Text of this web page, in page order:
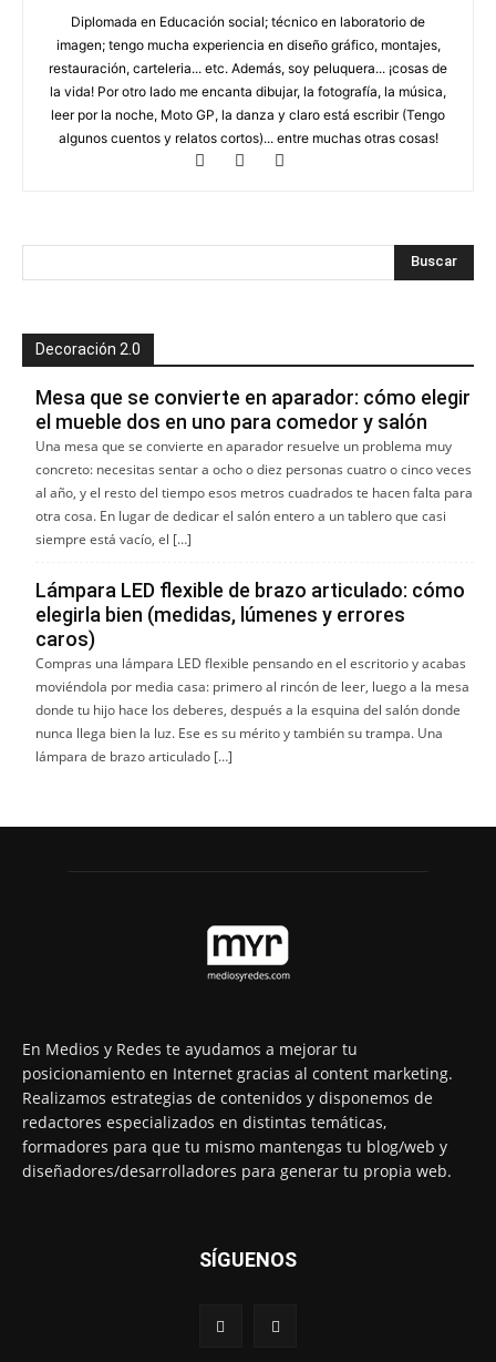
Diplomada en Educación social; técnico en laboratorio de
imagen; tengo mucha experiencia en diseño gráfico, montajes,
restauración, carteleria... etc. Además, soy peluquera... ¡cosas de
la vida! Por otro lado me encanta dibujar, la fotografía, la música,
leer por la noche, Moto GP, la danza y claro está escribir (Tengo
algunos cuentos y relatos cortos)... entre muchas otras cosas!
Decoración 2.0
Mesa que se convierte en aparador: cómo elegir
el mueble dos en uno para comedor y salón
Una mesa que se convierte en aparador resuelve un problema muy
concreto: necesitas sentar a ocho o diez personas cuatro o cinco veces
al año, y el resto del tiempo esos metros cuadrados te hacen falta para
otra cosa. En lugar de dedicar el salón entero a un tablero que casi
siempre está vacío, el […]
Lámpara LED flexible de brazo articulado: cómo
elegirla bien (medidas, lúmenes y errores
caros)
Compras una lámpara LED flexible pensando en el escritorio y acabas
moviéndola por media casa: primero al rincón de leer, luego a la mesa
donde tu hijo hace los deberes, después a la esquina del salón donde
nunca llega bien la luz. Ese es su mérito y también su trampa. Una
lámpara de brazo articulado […]
En Medios y Redes te ayudamos a mejorar tu
posicionamiento en Internet gracias al content marketing.
Realizamos estrategias de contenidos y disponemos de
redactores especializados en distintas temáticas,
formadores para que tu mismo mantengas tu blog/web y
diseñadores/desarrolladores para generar tu propia web.
SÍGUENOS